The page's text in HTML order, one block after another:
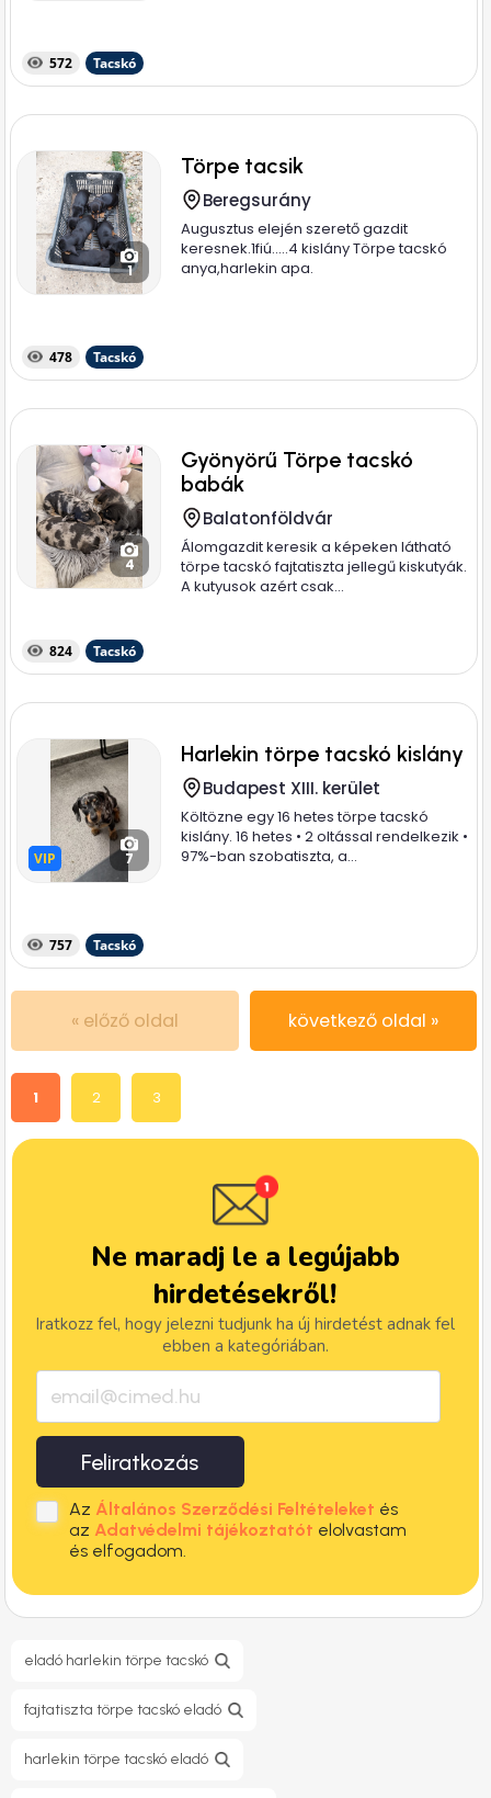
572 Tacskó
1
Törpe tacsik
Beregsurány
Augusztus elején szerető gazdit
keresnek.1fiú.....4 kislány Törpe tacskó
anya,harlekin apa.
478 Tacskó
4
Gyönyörű Törpe tacskó
babák
Balatonföldvár
Álomgazdit keresik a képeken látható
törpe tacskó fajtatiszta jellegű kiskutyák.
A kutyusok azért csak...
824 Tacskó
VIP
VIP 7
Harlekin törpe tacskó kislány
Budapest XIII. kerület
Költözne egy 16 hetes törpe tacskó
kislány. 16 hetes • 2 oltással rendelkezik •
97%-ban szobatiszta, a...
757 Tacskó
« előző oldal következő oldal »
1 2 3
Ne maradj le a legújabb
hirdetésekről!
Iratkozz fel, hogy jelezni tudjunk ha új hirdetést adnak fel
ebben a kategóriában.
Feliratkozás
Az Általános Szerződési Feltételeket és
az Adatvédelmi tájékoztatót elolvastam
és elfogadom.
eladó harlekin törpe tacskó
fajtatiszta törpe tacskó eladó
harlekin törpe tacskó eladó